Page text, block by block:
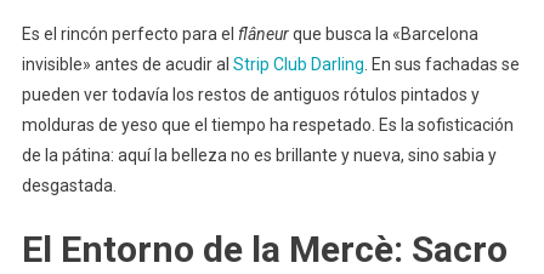
Es el rincón perfecto para el flâneurque busca la «Barcelona
invisible» antes de acudir al Strip Club Darling . En sus fachadas se
pueden ver todavía los restos de antiguos rótulos pintados y
molduras de yeso que el tiempo ha respetado. Es la sofisticación
de la pátina: aquí la belleza no es brillante y nueva, sino sabia y
desgastada.
El Entorno de la Mercè: Sacro